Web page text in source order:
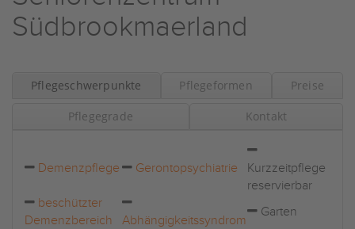
Südbrookmaerland
Pflegeschwerpunkte Pflegeformen Preise
Pflegegrade Kontakt
Demenzpflege Gerontopsychiatrie
Kurzzeitpflege
reservierbar
beschützter
Demenzbereich
Abhängigkeitssyndrom
Garten